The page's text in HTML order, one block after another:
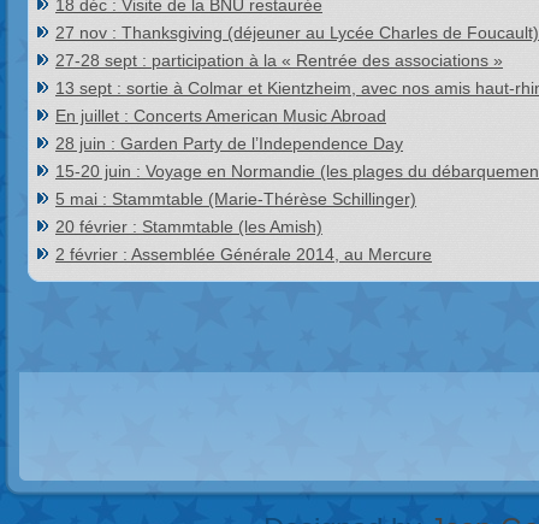
18 déc : Visite de la BNU restaurée
27 nov : Thanksgiving (déjeuner au Lycée Charles de Foucault)
27-28 sept : participation à la « Rentrée des associations »
13 sept : sortie à Colmar et Kientzheim, avec nos amis haut-
En juillet : Concerts American Music Abroad
28 juin : Garden Party de l’Independence Day
15-20 juin : Voyage en Normandie (les plages du
5 mai : Stammtable (Marie-Thérèse Schillinger)
20 février : Stammtable (les Amish)
2 février : Assemblée Générale 2014, au Mercure